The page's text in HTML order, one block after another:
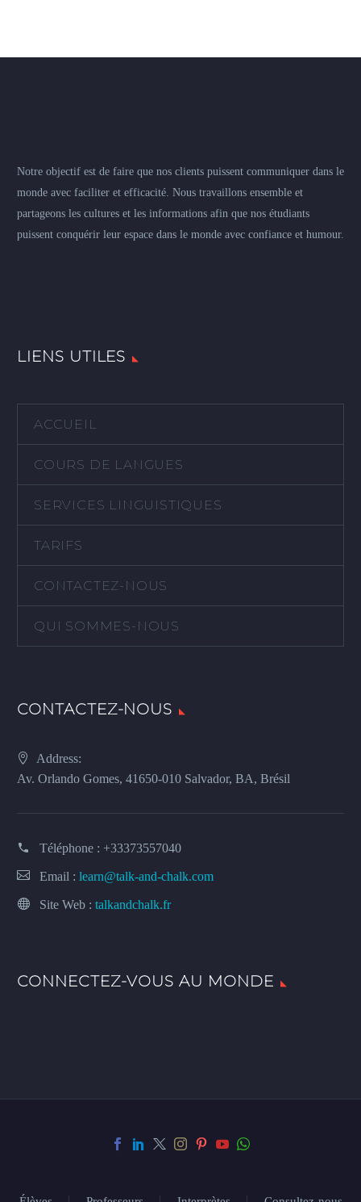
Notre objectif est de faire que nos clients puissent communiquer dans le
monde avec faciliter et efficacité. Nous travaillons ensemble et
partageons les cultures et les informations afin que nos étudiants
puissent conquérir leur espace dans le monde avec confiance et humour.
LIENS UTILES
ACCUEIL
COURS DE LANGUES
SERVICES LINGUISTIQUES
TARIFS
CONTACTEZ-NOUS
QUI SOMMES-NOUS
CONTACTEZ-NOUS
Address:
Av. Orlando Gomes, 41650-010 Salvador, BA, Brésil
Téléphone : +33373557040
Email : learn@talk-and-chalk.com
Site Web : talkandchalk.fr
CONNECTEZ-VOUS AU MONDE